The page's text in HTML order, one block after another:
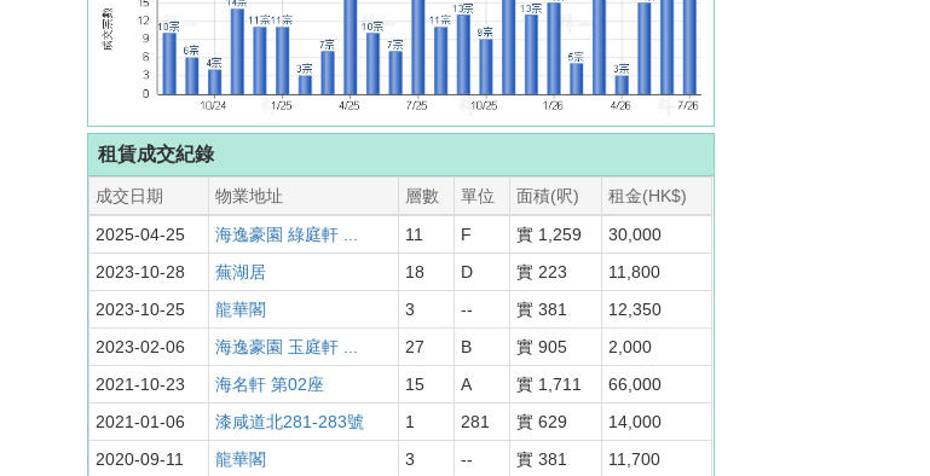
租賃成交紀錄
成交日期 物業地址 層數 單位 面積(呎)
租金(HK$)
2025-04-25
海逸豪園 綠庭軒 ... 11 F 實 1,259
30,000
2023-10-28
蕪湖居 18 D 實 223
11,800
2023-10-25
龍華閣 3 -- 實 381
12,350
2023-02-06
海逸豪園 玉庭軒 ... 27 B 實 905
2,000
2021-10-23
海名軒 第02座 15 A 實 1,711
66,000
2021-01-06
漆咸道北281-283號 1 281 實 629
14,000
2020-09-11
龍華閣 3 -- 實 381
11,700